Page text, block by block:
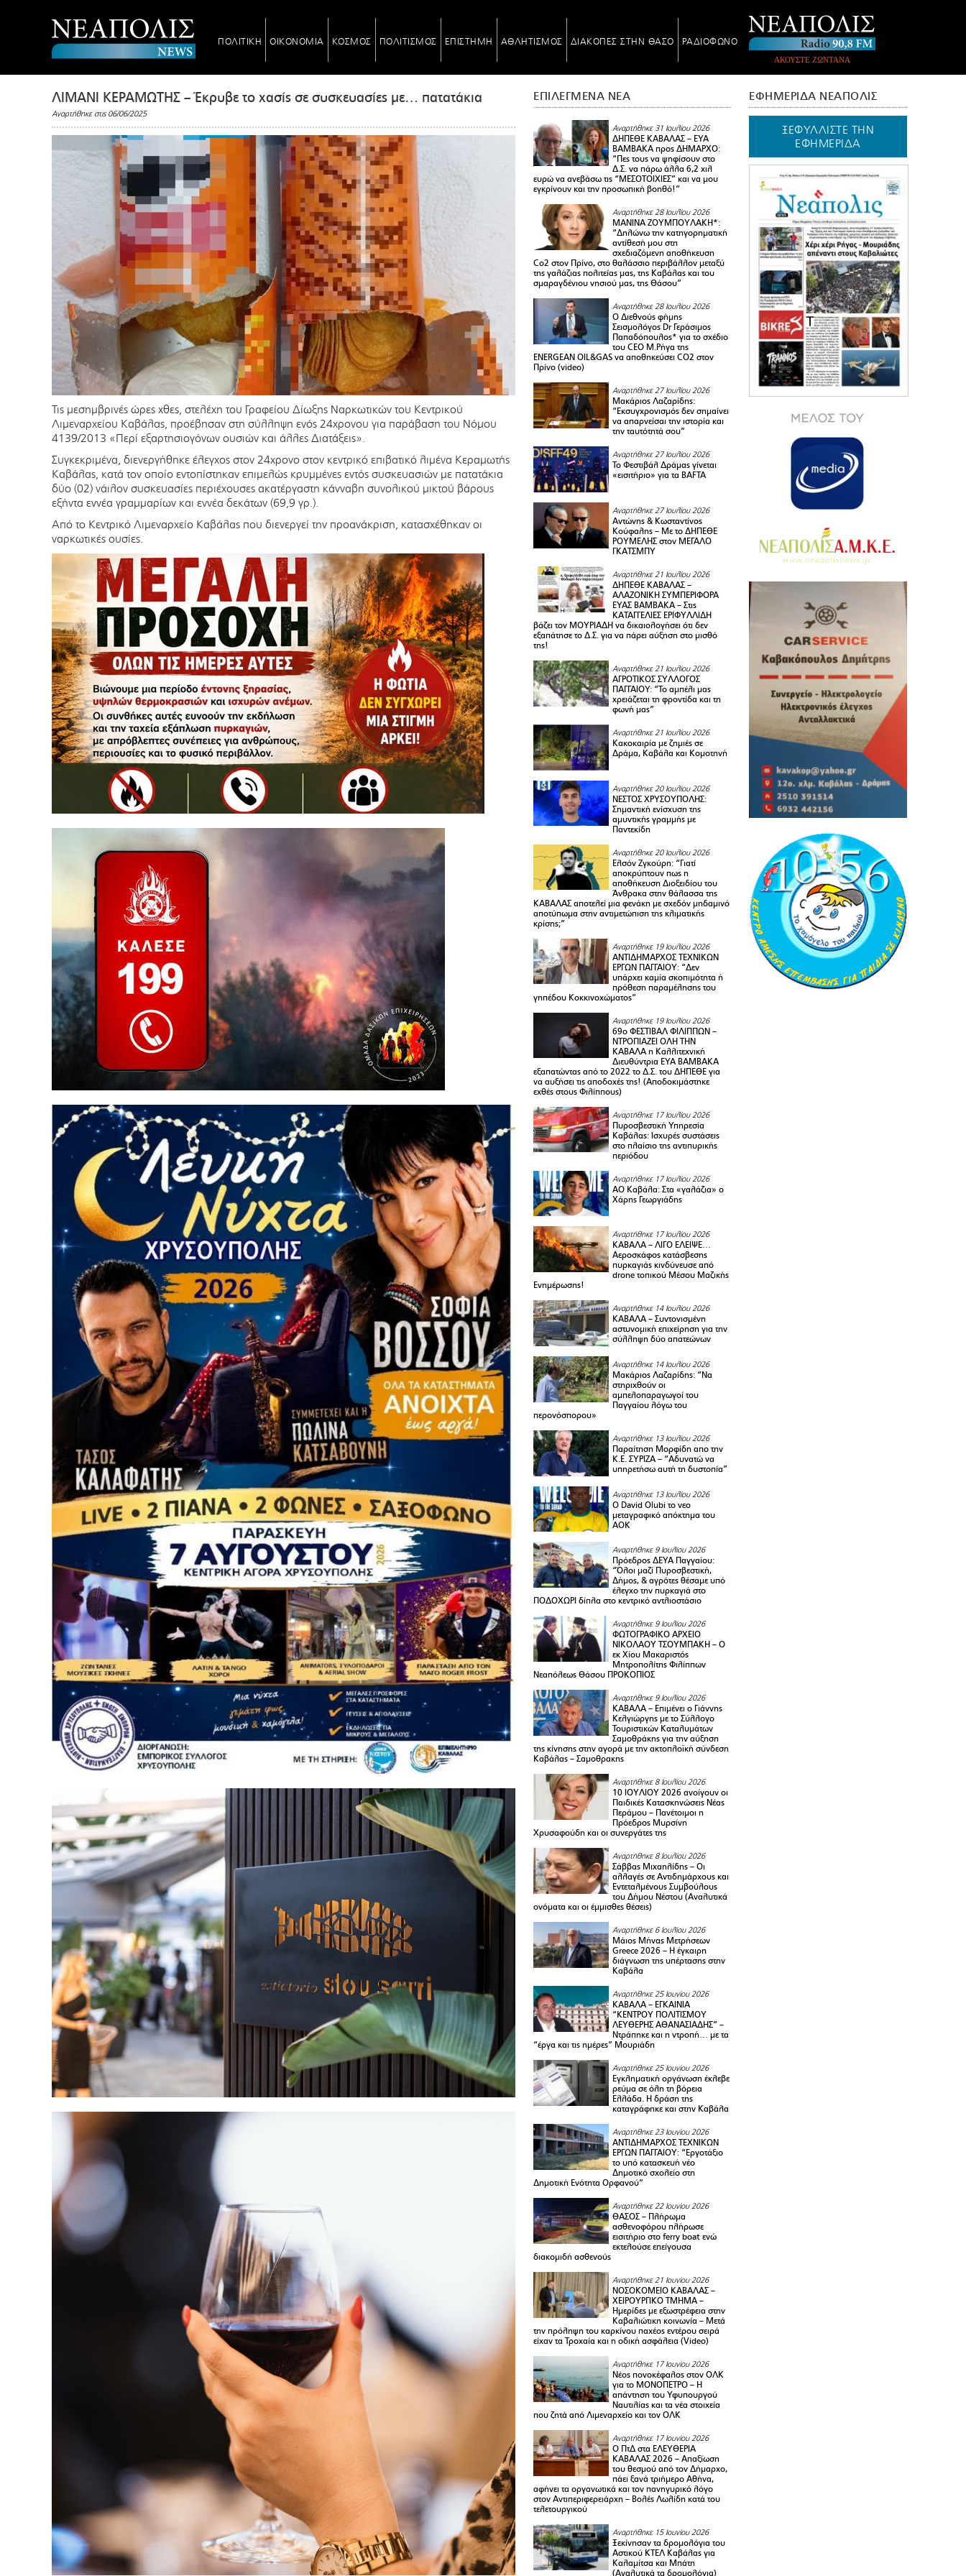
ΠΟΛΙΤΙΚΗ ΟΙΚΟΝΟΜΙΑ ΚΟΣΜΟΣ ΠΟΛΙΤΙΣΜΟΣ ΕΠΙΣΤΗΜΗ ΑΘΛΗΤΙΣΜΟΣ ΔΙΑΚΟΠΕΣ ΣΤΗΝ ΘΑΣΟ ΡΑΔΙΟΦΩΝΟ
ΑΚΟΥΣΤΕ ΖΩΝΤΑΝΑ
ΛΙΜΑΝΙ ΚΕΡΑΜΩΤΗΣ – Έκρυβε το χασίς σε συσκευασίες με… πατατάκια
Αναρτήθηκε στις 06/06/2025
Τις μεσημβρινές ώρες χθες, στελέχη του Γραφείου Δίωξης Ναρκωτικών του Κεντρικού
Λιμεναρχείου Καβάλας, προέβησαν στη σύλληψη ενός 24χρονου για παράβαση του Νόμου
4139/2013 «Περί εξαρτησιογόνων ουσιών και άλλες Διατάξεις».
Συγκεκριμένα, διενεργήθηκε έλεγχος στον 24χρονο στον κεντρικό επιβατικό λιμένα Κεραμωτής
Καβάλας, κατά τον οποίο εντοπίστηκαν επιμελώς κρυμμένες εντός συσκευασιών με πατατάκια
δύο (02) νάιλον συσκευασίες περιέχουσες ακατέργαστη κάνναβη συνολικού μικτού βάρους
εξήντα εννέα γραμμαρίων και εννέα δεκάτων (69,9 γρ.).
Από το Κεντρικό Λιμεναρχείο Καβάλας που διενεργεί την προανάκριση, κατασχέθηκαν οι
ναρκωτικές ουσίες.
ΕΠΙΛΕΓΜΕΝΑ ΝΕΑ
Αναρτήθηκε 31 Ιουλίου 2026
ΔΗΠΕΘΕ ΚΑΒΑΛΑΣ – ΕΥΑ
ΒΑΜΒΑΚΑ προς ΔΗΜΑΡΧΟ:
“Πες τους να ψηφίσουν στο
Δ.Σ. να πάρω άλλα 6,2 χιλ
ευρώ να ανεβάσω τις “ΜΕΣΟΤΟΙΧΙΕΣ” και να μου
εγκρίνουν και την προσωπική βοηθό!”
Αναρτήθηκε 28 Ιουλίου 2026
ΜΑΝΙΝΑ ΖΟΥΜΠΟΥΛΑΚΗ*:
“Δηλώνω την κατηγορηματική
αντίθεσή μου στη
σχεδιαζόμενη αποθήκευση
Co2 στον Πρίνο, στο θαλάσσιο περιβάλλον μεταξύ
της γαλάζιας πολιτείας μας, της Καβάλας και του
σμαραγδένιου νησιού μας, της Θάσου”
Αναρτήθηκε 28 Ιουλίου 2026
Ο Διεθνούς φήμης
Σεισμολόγος Dr Γεράσιμος
Παπαδόπουλος* για το σχέδιο
του CEO M.Ρήγα της
ENERGEAN OIL&GAS να αποθηκεύσει CO2 στον
Πρίνο (video)
Αναρτήθηκε 27 Ιουλίου 2026
Μακάριος Λαζαρίδης:
“Εκσυγχρονισμός δεν σημαίνει
να απαρνείσαι την ιστορία και
την ταυτότητά σου”
Αναρτήθηκε 27 Ιουλίου 2026
Το Φεστιβάλ Δράμας γίνεται
«εισιτήριο» για τα BAFTA
Αναρτήθηκε 27 Ιουλίου 2026
Αντώνης & Κωσταντίνος
Κούφαλης – Με το ΔΗΠΕΘΕ
ΡΟΥΜΕΛΗΣ στον ΜΕΓΑΛΟ
ΓΚΑΤΣΜΠΥ
Αναρτήθηκε 21 Ιουλίου 2026
ΔΗΠΕΘΕ ΚΑΒΑΛΑΣ –
ΑΛΑΖΟΝΙΚΗ ΣΥΜΠΕΡΙΦΟΡΑ
ΕΥΑΣ ΒΑΜΒΑΚΑ – Στις
ΚΑΤΑΓΓΕΛΙΕΣ ΕΡΙΦΥΛΛΙΔΗ
βάζει τον ΜΟΥΡΙΑΔΗ να δικαιολογήσει ότι δεν
εξαπάτησε το Δ.Σ. για να πάρει αύξηση στο μισθό
της!
Αναρτήθηκε 21 Ιουλίου 2026
ΑΓΡΟΤΙΚΟΣ ΣΥΛΛΟΓΟΣ
ΠΑΓΓΑΙΟY: “Το αμπέλι μας
χρειάζεται τη φροντίδα και τη
φωνή μας”
Αναρτήθηκε 21 Ιουλίου 2026
Κακοκαιρία με ζημιές σε
Δράμα, Καβάλα και Κομοτηνή
Αναρτήθηκε 20 Ιουλίου 2026
ΝΕΣΤΟΣ ΧΡΥΣΟΥΠΟΛΗΣ:
Σημαντική ενίσχυση της
αμυντικής γραμμής με
Παντεκίδη
Αναρτήθηκε 20 Ιουλίου 2026
Ελσόν Ζγκούρη: “Γιατί
αποκρύπτουν πως η
αποθήκευση Διοξειδίου του
Άνθρακα στην θάλασσα της
ΚΑΒΑΛΑΣ αποτελεί μια φενάκη με σχεδόν μηδαμινό
αποτύπωμα στην αντιμετώπιση της κλιματικής
κρίσης;”
Αναρτήθηκε 19 Ιουλίου 2026
ΑΝΤΙΔΗΜΑΡΧΟΣ ΤΕΧΝΙΚΩΝ
ΕΡΓΩΝ ΠΑΓΓΑΙΟΥ: “Δεν
υπάρχει καμία σκοπιμότητα ή
πρόθεση παραμέλησης του
γηπέδου Κοκκινοχώματος”
Αναρτήθηκε 19 Ιουλίου 2026
69ο ΦΕΣΤΙΒΑΛ ΦΙΛΙΠΠΩΝ –
ΝΤΡΟΠΙΑΖΕΙ ΟΛΗ ΤΗΝ
ΚΑΒΑΛΑ η Καλλιτεχνική
Διευθύντρια ΕΥΑ ΒΑΜΒΑΚΑ
εξαπατώντας από το 2022 το Δ.Σ. του ΔΗΠΕΘΕ για
να αυξήσει τις αποδοχές της! (Αποδοκιμάστηκε
εχθές στους Φιλίππους)
Αναρτήθηκε 17 Ιουλίου 2026
Πυροσβεστική Υπηρεσία
Καβάλας: Ισχυρές συστάσεις
στο πλαίσιο της αντιπυρικής
περιόδου
Αναρτήθηκε 17 Ιουλίου 2026
ΑΟ Καβάλα: Στα «γαλάζια» ο
Χάρης Γεωργιάδης
Αναρτήθηκε 17 Ιουλίου 2026
ΚΑΒΑΛΑ – ΛΙΓΟ ΕΛΕΙΨΕ…
Αεροσκάφος κατάσβεσης
πυρκαγιάς κινδύνευσε από
drone τοπικού Μέσου Μαζικής
Ενημέρωσης!
Αναρτήθηκε 14 Ιουλίου 2026
ΚΑΒΑΛΑ – Συντονισμένη
αστυνομική επιχείρηση για την
σύλληψη δύο απατεώνων
Αναρτήθηκε 14 Ιουλίου 2026
Μακάριος Λαζαρίδης: “Να
στηριχθούν οι
αμπελοπαραγωγοί του
Παγγαίου λόγω του
περονόσπορου»
Αναρτήθηκε 13 Ιουλίου 2026
Παραίτηση Μορφίδη απο την
Κ.Ε. ΣΥΡΙΖΑ – “Αδυνατώ να
υπηρετήσω αυτή τη δυστοπία”
Αναρτήθηκε 13 Ιουλίου 2026
Ο David Olubi το νεο
μεταγραφικό απόκτημα του
ΑΟΚ
Αναρτήθηκε 9 Ιουλίου 2026
Πρόεδρος ΔΕΥΑ Παγγαίου:
“Όλοι μαζί Πυροσβεστική,
Δήμος, & αγρότες θέσαμε υπό
έλεγχο την πυρκαγιά στο
ΠΟΔΟΧΩΡΙ δίπλα στο κεντρικό αντλιοστάσιο
Αναρτήθηκε 9 Ιουλίου 2026
ΦΩΤΟΓΡΑΦΙΚΟ ΑΡΧΕΙΟ
ΝΙΚΟΛΑΟΥ ΤΣΟΥΜΠΑΚΗ – Ο
εκ Χίου Μακαριστός
Μητροπολίτης Φιλίππων
Νεαπόλεως Θάσου ΠΡΟΚΟΠΙΟΣ
Αναρτήθηκε 9 Ιουλίου 2026
ΚΑΒΑΛΑ – Επιμένει ο Γιάννης
Κελγιώργης με το Σύλλογο
Τουριστικών Καταλυμάτων
Σαμοθράκης για την αύξηση
της κίνησης στην αγορά με την ακτοπλοϊκή σύνδεση
Καβάλας – Σαμοθρακης
Αναρτήθηκε 8 Ιουλίου 2026
10 ΙΟΥΛΙΟΥ 2026 ανοίγουν οι
Παιδικές Κατασκηνώσεις Νέας
Περάμου – Πανέτοιμοι η
Πρόεδρος Μυρσίνη
Χρυσαφούδη και οι συνεργάτες της
Αναρτήθηκε 8 Ιουλίου 2026
Σάββας Μιχαηλίδης – Οι
αλλαγές σε Αντιδημάρχους και
Εντεταλμένους Συμβούλους
του Δήμου Νέστου (Αναλυτικά
ονόματα και οι έμμισθες θέσεις)
Αναρτήθηκε 6 Ιουλίου 2026
Μάιος Μήνας Μετρήσεων
Greece 2026 – H έγκαιρη
διάγνωση της υπέρτασης στην
Καβάλα
Αναρτήθηκε 25 Ιουνίου 2026
ΚΑΒΑΛΑ – ΕΓΚΑΙΝΙΑ
“ΚΕΝΤΡΟΥ ΠΟΛΙΤΙΣΜΟΥ
ΛΕΥΘΕΡΗΣ ΑΘΑΝΑΣΙΑΔΗΣ” –
Ντράπηκε και η ντροπή… με τα
“έργα και τις ημέρες” Μουριάδη
Αναρτήθηκε 25 Ιουνίου 2026
Εγκληματική οργάνωση έκλεβε
ρεύμα σε όλη τη βόρεια
Ελλάδα. Η δράση της
καταγράφηκε και στην Καβάλα
Αναρτήθηκε 23 Ιουνίου 2026
ΑΝΤΙΔΗΜΑΡΧΟΣ ΤΕΧΝΙΚΩΝ
ΕΡΓΩΝ ΠΑΓΓΑΙΟΥ: “Εργοτάξιο
το υπό κατασκευή νέο
Δημοτικό σχολείο στη
Δημοτική Ενότητα Ορφανού”
Αναρτήθηκε 22 Ιουνίου 2026
ΘΑΣΟΣ – Πλήρωμα
ασθενοφόρου πλήρωσε
εισιτήριο στο ferry boat ενώ
εκτελούσε επείγουσα
διακομιδή ασθενούς
Αναρτήθηκε 21 Ιουνίου 2026
ΝΟΣΟΚΟΜΕΙΟ ΚΑΒΑΛΑΣ –
ΧΕΙΡΟΥΡΓΙΚΟ ΤΜΗΜΑ –
Ημερίδες με εξωστρέφεια στην
Καβαλιώτικη κοινωνία – Μετά
την πρόληψη του καρκίνου παχέος εντέρου σειρά
είχαν τα Τροχαία και η οδική ασφάλεια (Video)
Αναρτήθηκε 17 Ιουνίου 2026
Νέος πονοκέφαλος στον ΟΛΚ
για το ΜΟΝΟΠΕΤΡΟ – Η
απάντηση του Υφυπουργού
Ναυτιλίας και τα νέα στοιχεία
που ζητά από Λιμεναρχείο και τον ΟΛΚ
Αναρτήθηκε 17 Ιουνίου 2026
Ο ΠτΔ στα ΕΛΕΥΘΕΡΙΑ
ΚΑΒΑΛΑΣ 2026 – Απαξίωση
του θεσμού από τον Δήμαρχο,
πάει ξανά τριήμερο Αθήνα,
αφήνει τα οργανωτικά και τον πανηγυρικό λόγο
στον Αντιπεριφερειάρχη – Βολές Λωλίδη κατά του
τελετουργικού
Αναρτήθηκε 15 Ιουνίου 2026
Ξεκίνησαν τα δρομολόγια του
Αστικού ΚΤΕΛ Καβάλας για
Καλαμίτσα και Μπάτη
(Αναλυτικά τα δρομολόγια)
ΕΦΗΜΕΡΙΔΑ ΝΕΑΠΟΛΙΣ
ΞΕΦΥΛΛΙΣΤΕ ΤΗΝ
ΕΦΗΜΕΡΙΔΑ